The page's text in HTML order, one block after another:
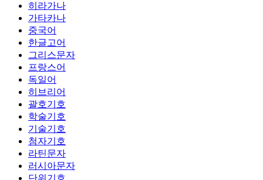
히라가나
가타카나
중국어
한글고어
그리스문자
프랑스어
독일어
히브리어
괄호기호
학술기호
기술기호
첨자기호
라틴문자
러시아문자